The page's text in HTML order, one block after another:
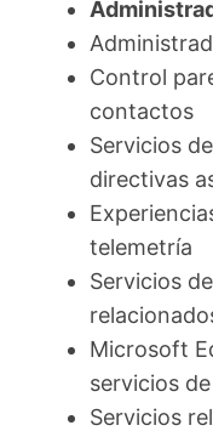
Control
contactos
Servicios
directivas
telemetría
Servicios
Microsoft
servicios
Servicios